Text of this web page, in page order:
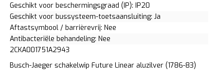
Geschikt voor beschermingsgraad (IP): IP20
Geschikt voor bussysteem-toetsaansluiting: Ja
Aftastsymbool / barrièrevrij: Nee
Antibacteriële behandeling: Nee
2CKA001751A2943
Busch-Jaeger schakelwip Future Linear aluzilver (1786-83)